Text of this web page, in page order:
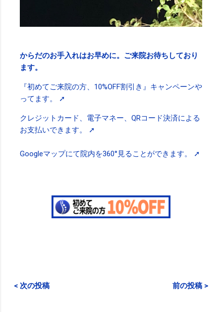
からだのお手入れはお早めに。ご来院お待ちしており
ます。
『初めてご来院の方、10%OFF割引き』キャンペーンや
ってます。 ➚
クレジットカード、電子マネー、QRコード決済による
お支払いできます。 ➚
Googleマップにて院内を360°見ることができます。 ➚
< 次の投稿 前の投稿 >